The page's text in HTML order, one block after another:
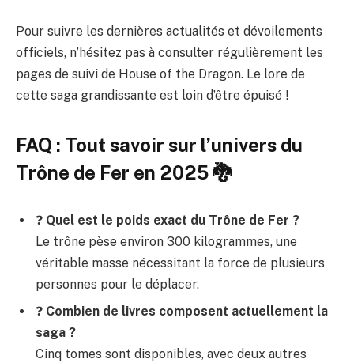
Pour suivre les dernières actualités et dévoilements
officiels, n’hésitez pas à consulter régulièrement les
pages de suivi de House of the Dragon. Le lore de
cette saga grandissante est loin d’être épuisé !
FAQ : Tout savoir sur l’univers du
Trône de Fer en 2025 🐉
❓ Quel est le poids exact du Trône de Fer ?
Le trône pèse environ 300 kilogrammes, une
véritable masse nécessitant la force de plusieurs
personnes pour le déplacer.
❓ Combien de livres composent actuellement la
saga ?
Cinq tomes sont disponibles, avec deux autres